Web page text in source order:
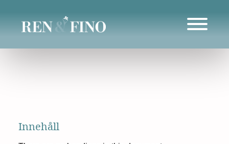
Innehåll